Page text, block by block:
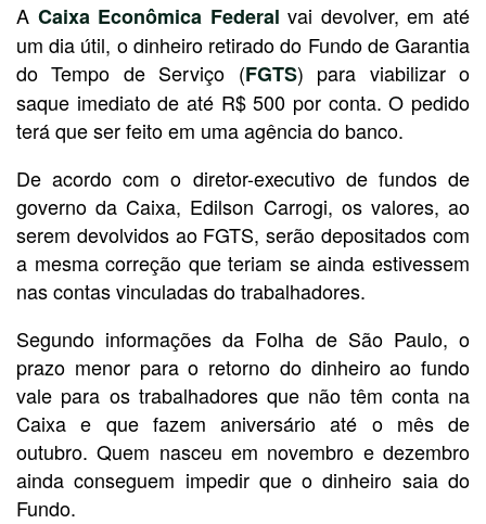
A Caixa Econômica Federal vai devolver, em até
um dia útil, o dinheiro retirado do Fundo de Garantia
do Tempo de Serviço (FGTS) para viabilizar o
saque imediato de até R$ 500 por conta. O pedido
terá que ser feito em uma agência do banco.
De acordo com o diretor-executivo de fundos de
governo da Caixa, Edilson Carrogi, os valores, ao
serem devolvidos ao FGTS, serão depositados com
a mesma correção que teriam se ainda estivessem
nas contas vinculadas do trabalhadores.
Segundo informações da Folha de São Paulo, o
prazo menor para o retorno do dinheiro ao fundo
vale para os trabalhadores que não têm conta na
Caixa e que fazem aniversário até o mês de
outubro. Quem nasceu em novembro e dezembro
ainda conseguem impedir que o dinheiro saia do
Fundo.